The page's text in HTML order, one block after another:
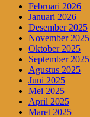
Februari 2026
Januari 2026
Desember 2025
November 2025
Oktober 2025
September 2025
Agustus 2025
Juni 2025
Mei 2025
April 2025
Maret 2025